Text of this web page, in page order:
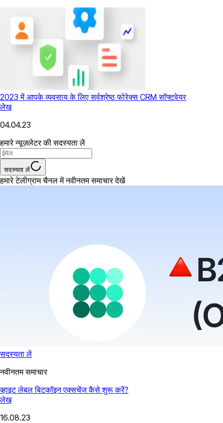
2023 में आपके व्यवसाय के लिए सर्वश्रेष्ठ फोरेक्स CRM सॉफ्टवेयर
लेख
04.04.23
हमारे न्यूज़लेटर की सदस्यता लें
सदस्यता लें
हमारे टेलीग्राम चैनल में नवीनतम समाचार देखें
सदस्यता लें
नवीनतम समाचार
व्हाइट लेबल बिटकॉइन एक्सचेंज कैसे शुरू करें?
लेख
16.08.23